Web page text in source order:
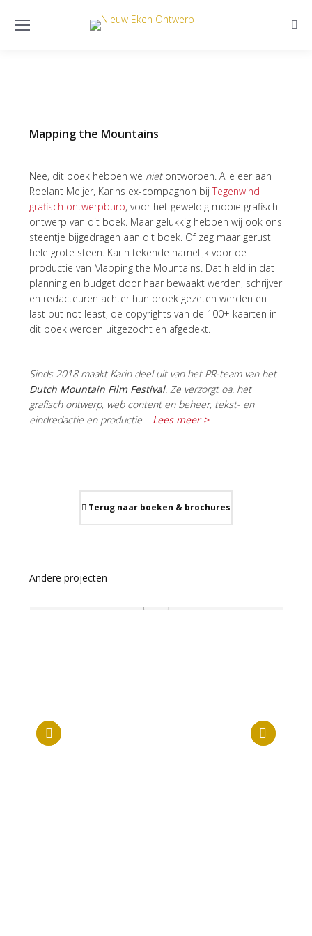
Mapping the Mountains
Nee, dit boek hebben we nietontworpen. Alle eer aan
Roelant Meijer, Karins ex-compagnon bijTegenwind
grafisch ontwerpburo, voor het geweldig mooie grafisch
ontwerp van dit boek. Maar gelukkig hebben wij ook ons
steentje bijgedragen aan dit boek. Of zeg maar gerust
hele grote steen. Karin tekende namelijk voor de
productie van Mapping the Mountains. Dat hield in dat
planning en budget door haar bewaakt werden, schrijver
en redacteuren achter hun broek gezeten werden en
last but not least, de copyrights van de 100+ kaarten in
dit boek werden uitgezocht en afgedekt.
Sinds 2018 maakt Karin deel uit van het PR-team van het
Dutch Mountain Film Festival. Ze verzorgt oa. het
grafisch ontwerp, web content en beheer, tekst- en
eindredactie en productie. Lees meer >
Terug naar boeken & brochures
Andere projecten